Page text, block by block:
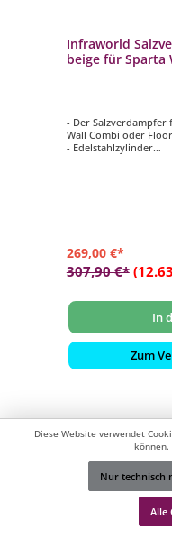
Infraworld
beige für Sparta
- Der
Wall Combi oder
- Edelstahlzylinder
269,00 €*
307,90 €*
In
Zum
Werkzeugleiste anzeigen
Diese Website verwendet
können.
Nur technisch
Alle